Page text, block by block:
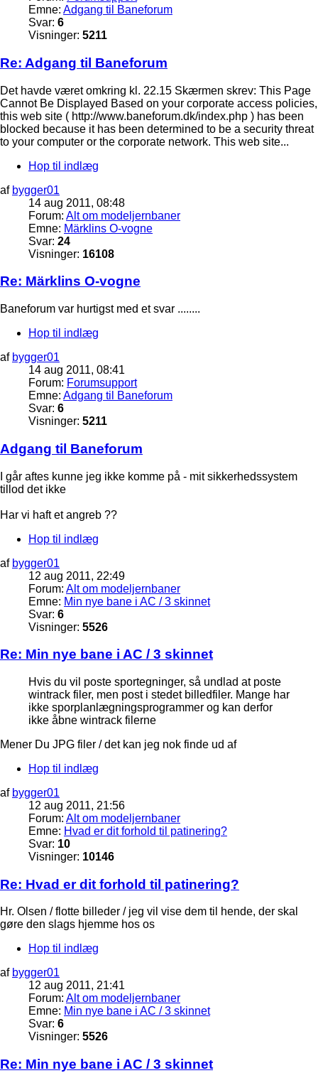
Emne: Adgang til Baneforum
Svar: 6
Visninger: 5211
Re: Adgang til Baneforum
Det havde været omkring kl. 22.15 Skærmen skrev: This Page
Cannot Be Displayed Based on your corporate access policies,
this web site ( http://www.baneforum.dk/index.php ) has been
blocked because it has been determined to be a security threat
to your computer or the corporate network. This web site...
Hop til indlæg
af bygger01
14 aug 2011, 08:48
Forum: Alt om modeljernbaner
Emne: Märklins O-vogne
Svar: 24
Visninger: 16108
Re: Märklins O-vogne
Baneforum var hurtigst med et svar ........
Hop til indlæg
af bygger01
14 aug 2011, 08:41
Forum: Forumsupport
Emne: Adgang til Baneforum
Svar: 6
Visninger: 5211
Adgang til Baneforum
I går aftes kunne jeg ikke komme på - mit sikkerhedssystem
tillod det ikke
Har vi haft et angreb ??
Hop til indlæg
af bygger01
12 aug 2011, 22:49
Forum: Alt om modeljernbaner
Emne: Min nye bane i AC / 3 skinnet
Svar: 6
Visninger: 5526
Re: Min nye bane i AC / 3 skinnet
Hvis du vil poste sportegninger, så undlad at poste
wintrack filer, men post i stedet billedfiler. Mange har
ikke sporplanlægningsprogrammer og kan derfor
ikke åbne wintrack filerne
Mener Du JPG filer / det kan jeg nok finde ud af
Hop til indlæg
af bygger01
12 aug 2011, 21:56
Forum: Alt om modeljernbaner
Emne: Hvad er dit forhold til patinering?
Svar: 10
Visninger: 10146
Re: Hvad er dit forhold til patinering?
Hr. Olsen / flotte billeder / jeg vil vise dem til hende, der skal
gøre den slags hjemme hos os
Hop til indlæg
af bygger01
12 aug 2011, 21:41
Forum: Alt om modeljernbaner
Emne: Min nye bane i AC / 3 skinnet
Svar: 6
Visninger: 5526
Re: Min nye bane i AC / 3 skinnet